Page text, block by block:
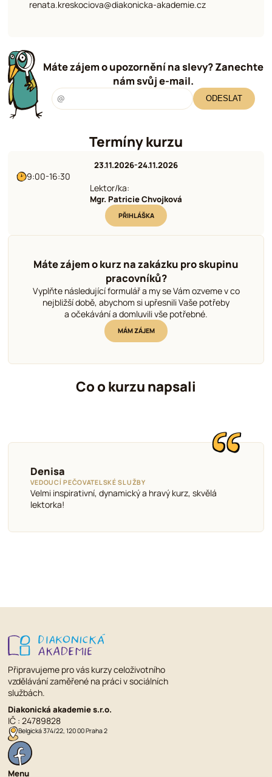
renata.kreskociova@diakonicka-akademie.cz
Máte zájem o upozornění na slevy? Zanechte
nám svůj e-mail.
ODESLAT
Termíny kurzu
23.11.2026-24.11.2026
9:00-16:30
Lektor/ka:
Mgr. Patricie Chvojková
PŘIHLÁŠKA
Máte zájem o kurz na zakázku pro skupinu
pracovníků?
Vyplňte následující formulář a my se Vám ozveme v co
nejbližší době, abychom si upřesnili Vaše potřeby
a očekávání a domluvili vše potřebné.
MÁM ZÁJEM
Co o kurzu napsali
Josef
SOCIÁLNÍ PRACOVNÍK V NÍZKOPRAHOVÉM CENTRU
Výborné konkrétní situace a scénky – byli jsme nuceni
do zapojení, což bylo skvělé, tak to má vypadat!
Připravujeme pro vás kurzy celoživotního
vzdělávání zaměřené na práci v sociálních
službách.
Diakonická akademie s.r.o.
IČ : 24789828
Belgická 374/22, 120 00 Praha 2
Menu